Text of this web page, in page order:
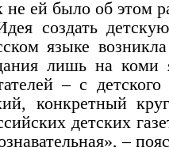
не ей было об этом
создать
языке
лишь на коми
– с
конкретный
детских
–